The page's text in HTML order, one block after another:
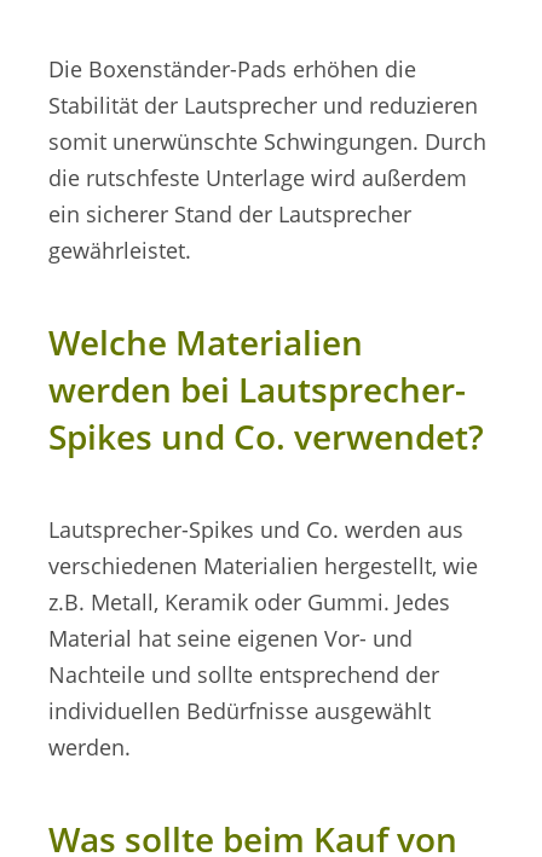
Die Boxenständer-Pads erhöhen die
Stabilität der Lautsprecher und reduzieren
somit unerwünschte Schwingungen. Durch
die rutschfeste Unterlage wird außerdem
ein sicherer Stand der Lautsprecher
gewährleistet.
Welche Materialien
werden bei Lautsprecher-
Spikes und Co. verwendet?
Lautsprecher-Spikes und Co. werden aus
verschiedenen Materialien hergestellt, wie
z.B. Metall, Keramik oder Gummi. Jedes
Material hat seine eigenen Vor- und
Nachteile und sollte entsprechend der
individuellen Bedürfnisse ausgewählt
werden.
Was sollte beim Kauf von